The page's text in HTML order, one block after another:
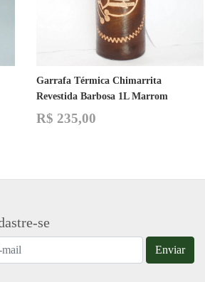
Garrafa Térmica Chimarrita
Revestida Barbosa 1L Marrom
R$ 235,00
se
Enviar